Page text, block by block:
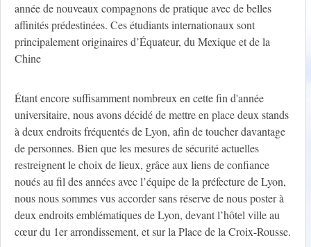
année de nouveaux compagnons de pratique avec de belles
affinités prédestinées. Ces étudiants internationaux sont
principalement originaires d’Équateur, du Mexique et de la
Chine
Étant encore suffisamment nombreux en cette fin d'année
universitaire, nous avons décidé de mettre en place deux stands
à deux endroits fréquentés de Lyon, afin de toucher davantage
de personnes. Bien que les mesures de sécurité actuelles
restreignent le choix de lieux, grâce aux liens de confiance
noués au fil des années avec l’équipe de la préfecture de Lyon,
nous nous sommes vus accorder sans réserve de nous poster à
deux endroits emblématiques de Lyon, devant l’hôtel ville au
cœur du 1er arrondissement, et sur la Place de la Croix-Rousse.